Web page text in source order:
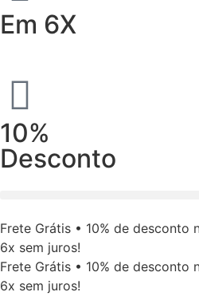
Em 6X
10%
Desconto
Frete Grátis • 10% de desconto
6x sem juros!
Frete Grátis • 10% de desconto
6x sem juros!